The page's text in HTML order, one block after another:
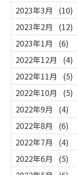
2023年3月
(10)
2023年2月
(12)
2023年1月
(6)
2022年12月
(4)
2022年11月
(5)
2022年10月
(5)
2022年9月
(4)
2022年8月
(6)
2022年7月
(4)
2022年6月
(5)